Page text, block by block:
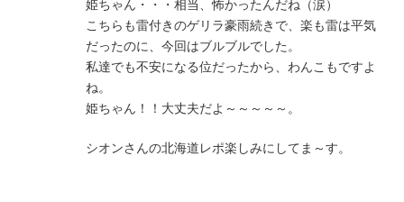
姫ちゃん・・・相当、怖かったんだね（涙）
こちらも雷付きのゲリラ豪雨続きで、楽も雷は平気
だったのに、今回はブルブルでした。
私達でも不安になる位だったから、わんこもですよ
ね。
姫ちゃん！！大丈夫だよ～～～～～。
シオンさんの北海道レポ楽しみにしてま～す。